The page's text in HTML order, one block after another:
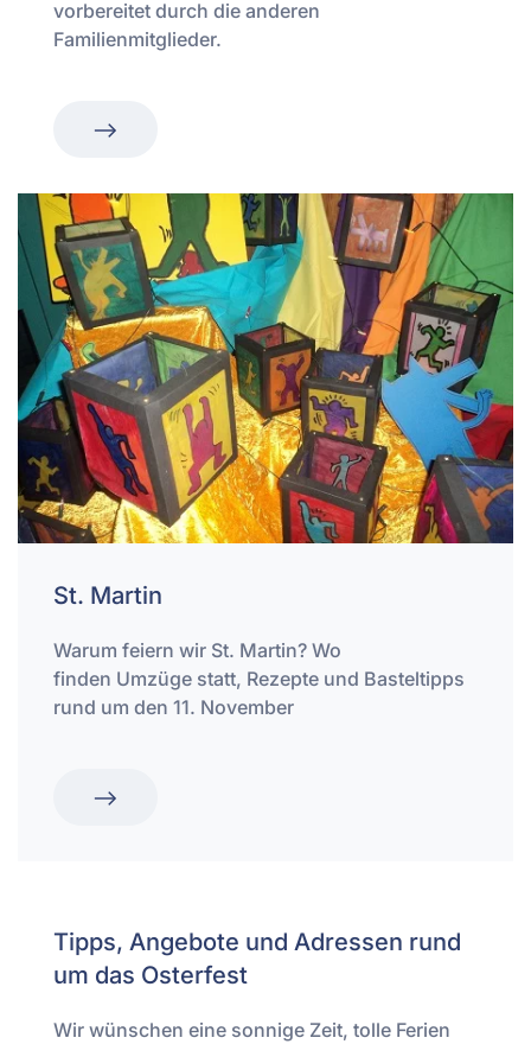
vorbereitet durch die anderen
Familienmitglieder.
St. Martin
Warum feiern wir St. Martin? Wo
finden Umzüge statt, Rezepte und Basteltipps
rund um den 11. November
Tipps, Angebote und Adressen rund
um das Osterfest
Wir wünschen eine sonnige Zeit, tolle Ferien